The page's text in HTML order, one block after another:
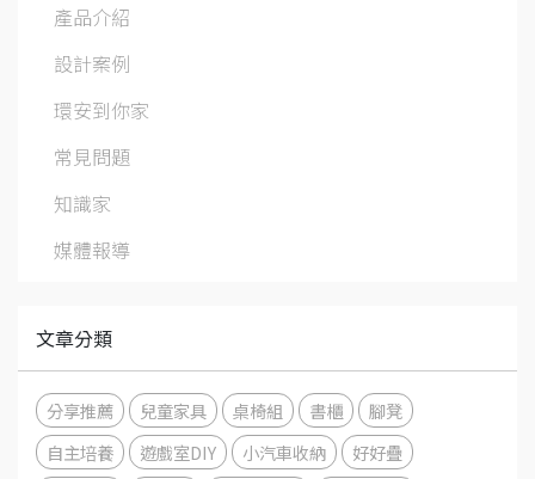
產品介紹
設計案例
環安到你家
常見問題
知識家
媒體報導
文章分類
分享推薦 兒童家具 桌椅組 書櫃
腳凳
自主培養
遊戲室DIY 小汽車收納
好好疊